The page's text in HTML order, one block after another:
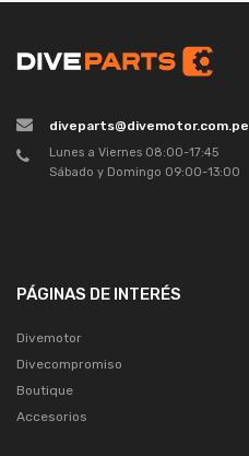
diveparts@divemotor.com.pe
Lunes a Viernes 08:00-17:45
Sábado y Domingo 09:00-13:00
PÁGINAS DE INTERÉS
Divemotor
Divecompromiso
Boutique
Accesorios